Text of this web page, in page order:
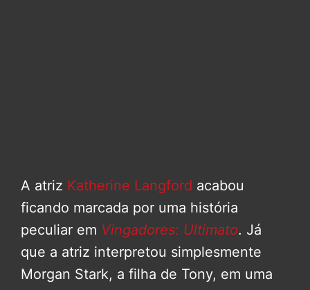
A atriz Katherine Langford acabou
ficando marcada por uma história
peculiar em Vingadores: Ultimato. Já
que a atriz interpretou simplesmente
Morgan Stark, a filha de Tony, em uma